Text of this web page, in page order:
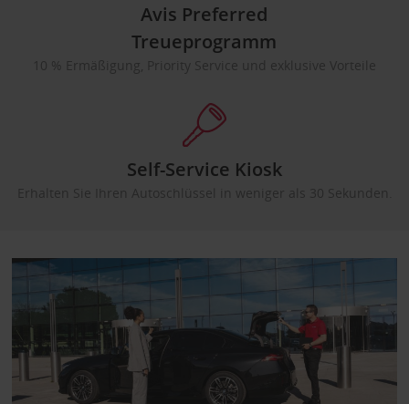
Avis Preferred
Treueprogramm
10 % Ermäßigung, Priority Service und exklusive Vorteile
Self-Service Kiosk
Erhalten Sie Ihren Autoschlüssel in weniger als 30 Sekunden.